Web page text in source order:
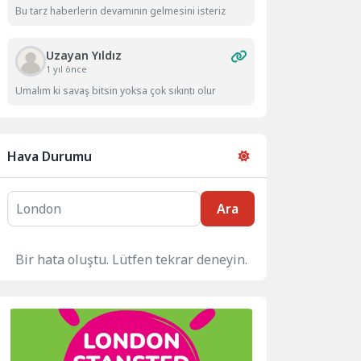
Bu tarz haberlerin devamının gelmesini isteriz
Uzayan Yıldız
1 yıl önce
Umalım ki savaş bitsin yoksa çok sıkıntı olur
Hava Durumu
Ara
Bir hata oluştu. Lütfen tekrar deneyin.